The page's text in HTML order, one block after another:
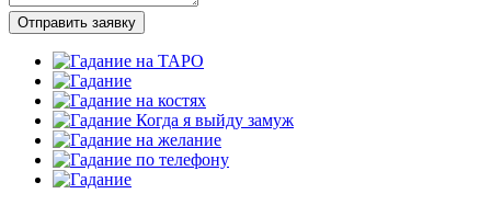
Отправить заявку